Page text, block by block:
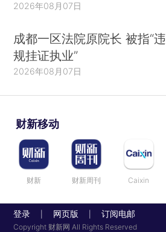
2026年08月07日
成都一区法院原院长 被指“违
规挂证执业”
2026年08月07日
财新移动
财新 财新周刊 Caixin
登录 网页版 订阅电邮
Copyright 财新网 All Rights Reserved